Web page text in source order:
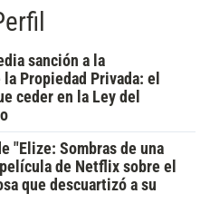
sanción a la
Propiedad Privada: el
ceder en la Ley del
"Elize: Sombras de una
de Netflix sobre el
que descuartizó a su